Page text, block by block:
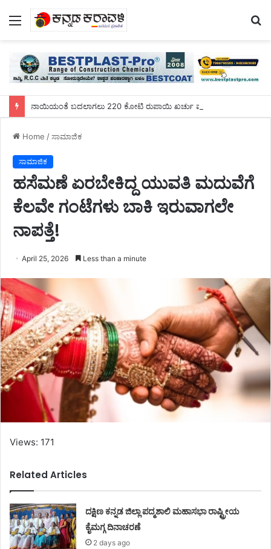
Menu
ನಾಯಿಯಂತೆ ಬದಲಾಗಲು 220 ಕೋಟಿ ರುಪಾಯಿ ಖರ್ಚು ಮಾಡಿದ ಯುವಕ!
Home /ಸಾಮಾಜಿಕ
ಸಾಮಾಜಿಕ
ಹಸೆಮಣೆ ಏರಬೇಕಿದ್ದ ಯುವತಿ ಮದುವೆಗೆ
ಕೆಲವೇ ಗಂಟೆಗಳು ಬಾಕಿ ಇರುವಾಗಲೇ
ನಾಪತ್ತೆ!
April 25, 2026 Less than a minute
Views: 171
Related Articles
ದಕ್ಷಿಣ ಕನ್ನಡ ಜಿಲ್ಲಾ ಪದ್ಮಶಾಲಿ ಮಹಾಸಭಾ ರಾಷ್ಟ್ರೀಯ
ಕೈಮಗ್ಗ ದಿನಾಚರಣೆ
2 days ago